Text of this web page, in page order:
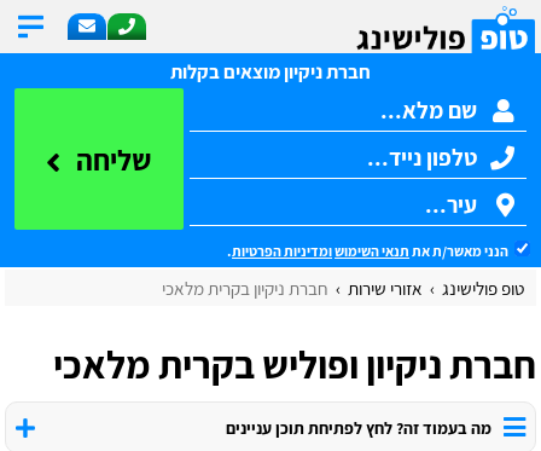
חברת ניקיון מוצאים בקלות
שליחה
הנני מאשר/ת את תנאי השימושומדיניות הפרטיות.
טופ פולישינג אזורי שירות חברת ניקיון בקרית מלאכי
חברת ניקיון ופוליש בקרית מלאכי
מה בעמוד זה? לחץ לפתיחת תוכן עניינים